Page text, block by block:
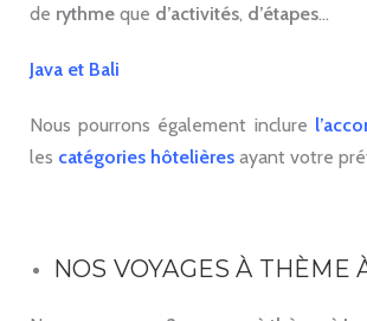
de rythme que d’activités, d’étapes…
Java et Bali
Nous pourrons également inclure
les catégories hôtelières ayant votre
NOS VOYAGES À THÈME